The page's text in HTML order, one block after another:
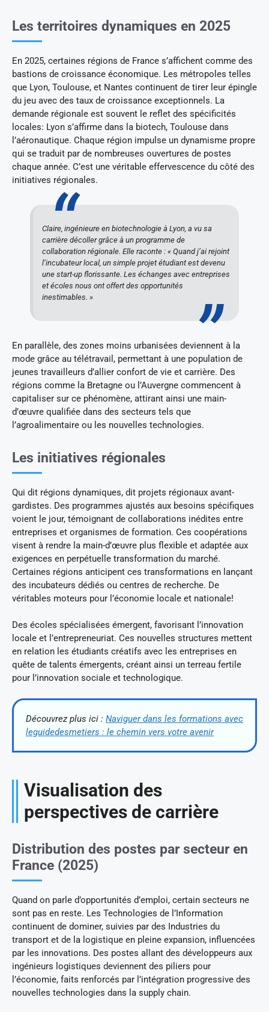
Les territoires dynamiques en 2025
En 2025, certaines régions de France s’affichent comme des
bastions de croissance économique. Les métropoles telles
que Lyon, Toulouse, et Nantes continuent de tirer leur épingle
du jeu avec des taux de croissance exceptionnels. La
demande régionale est souvent le reflet des spécificités
locales: Lyon s’affirme dans la biotech, Toulouse dans
l’aéronautique. Chaque région impulse un dynamisme propre
qui se traduit par de nombreuses ouvertures de postes
chaque année. C’est une véritable effervescence du côté des
initiatives régionales.
Claire, ingénieure en biotechnologie à Lyon, a vu sa
carrière décoller grâce à un programme de
collaboration régionale. Elle raconte : « Quand j’ai rejoint
l’incubateur local, un simple projet étudiant est devenu
une start-up florissante. Les échanges avec entreprises
et écoles nous ont offert des opportunités
inestimables. »
En parallèle, des zones moins urbanisées deviennent à la
mode grâce au télétravail, permettant à une population de
jeunes travailleurs d’allier confort de vie et carrière. Des
régions comme la Bretagne ou l’Auvergne commencent à
capitaliser sur ce phénomène, attirant ainsi une main-
d’œuvre qualifiée dans des secteurs tels que
l’agroalimentaire ou les nouvelles technologies.
Les initiatives régionales
Qui dit régions dynamiques, dit projets régionaux avant-
gardistes. Des programmes ajustés aux besoins spécifiques
voient le jour, témoignant de collaborations inédites entre
entreprises et organismes de formation. Ces coopérations
visent à rendre la main-d’œuvre plus flexible et adaptée aux
exigences en perpétuelle transformation du marché.
Certaines régions anticipent ces transformations en lançant
des incubateurs dédiés ou centres de recherche. De
véritables moteurs pour l’économie locale et nationale!
Des écoles spécialisées émergent, favorisant l’innovation
locale et l’entrepreneuriat. Ces nouvelles structures mettent
en relation les étudiants créatifs avec les entreprises en
quête de talents émergents, créant ainsi un terreau fertile
pour l’innovation sociale et technologique.
Découvrez plus ici : Naviguer dans les formations avec
leguidedesmetiers : le chemin vers votre avenir
Visualisation des
perspectives de carrière
Distribution des postes par secteur en
France (2025)
Quand on parle d’opportunités d’emploi, certain secteurs ne
sont pas en reste. Les Technologies de l’Information
continuent de dominer, suivies par des Industries du
transport et de la logistique en pleine expansion, influencées
par les innovations. Des postes allant des développeurs aux
ingénieurs logistiques deviennent des piliers pour
l’économie, faits renforcés par l’intégration progressive des
nouvelles technologies dans la supply chain.